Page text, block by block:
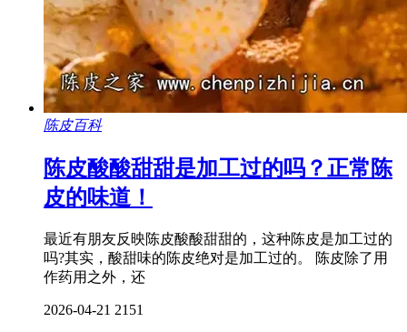
陈皮百科
陈皮酸酸甜甜是加工过的吗？正常陈
皮的味道！
最近有朋友反映陈皮酸酸甜甜的，这种陈皮是加工过的
吗?其实，酸甜味的陈皮绝对是加工过的。 陈皮除了用
作药用之外，还
2026-04-21 2151